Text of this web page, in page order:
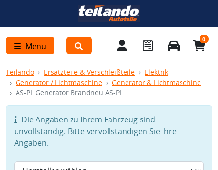
Menü
0
Teilando Ersatzteile & Verschleißteile
Elektrik
Generator / Lichtmaschine
Generator & Lichtmaschine
AS-PL Generator Brandneu AS-PL
Die Angaben zu Ihrem Fahrzeug sind
unvollständig. Bitte vervollständigen Sie Ihre
Angaben.